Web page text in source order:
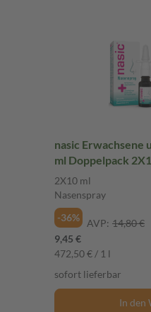
nasic Erwachsene
ml Doppelpack
2X10 ml
Nasenspray
-36% AVP: 14,80 €
9,45 €
472,50 € / 1 l
sofort lieferbar
In den